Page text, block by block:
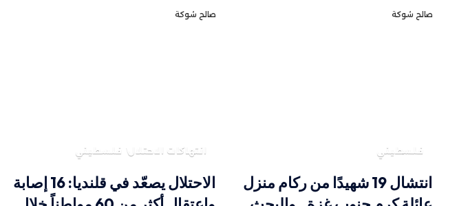
صالح شوكة صالح شوكة
فلسطيني
انتشال 19 شهيدًا من ركام منزل
انتهاكات الاحتلال فلسطيني
الاحتلال يصعّد في قلنديا: 16 إصابة